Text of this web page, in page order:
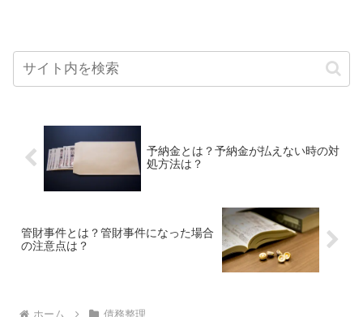
予納金とは？予納金が払えない時の対
処方法は？
管財事件とは？管財事件になった場合
の注意点は？
ホーム 債務整理